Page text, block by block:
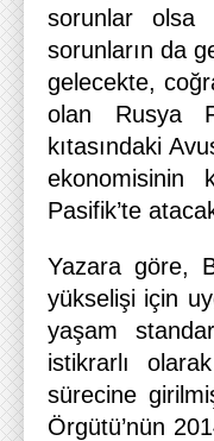
sorunlar olsa
sorunların da
gelecekte,
olan Rusya
kıtasındaki
ekonomisinin
Pasifik’te
Yazara göre,
yükselişi için
yaşam
istikrarlı
sürecine
Örgütü’nün